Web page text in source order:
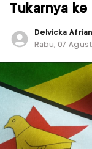
Tukarnya ke
Delvicka
Rabu, 07